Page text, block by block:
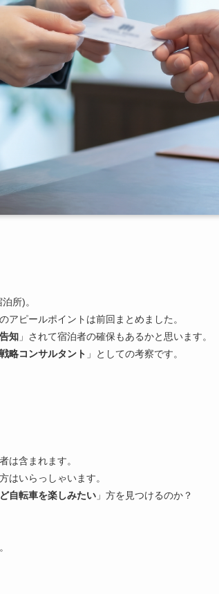
所)。
アピールポイントは前回まとめました。
知 」されて宿泊者の確保もあるかと思います。
戦略コンサルタント 」としての考察です。
は含まれます。
はいらっしゃいます。
自転車を楽しみたい 」方を見つけるのか？